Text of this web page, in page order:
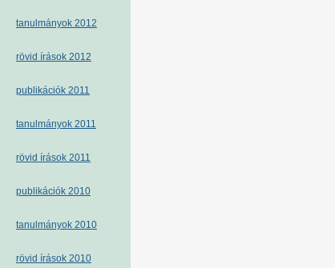
tanulmányok 2012
rövid írások 2012
publikációk 2011
tanulmányok 2011
rövid írások 2011
publikációk 2010
tanulmányok 2010
rövid írások 2010